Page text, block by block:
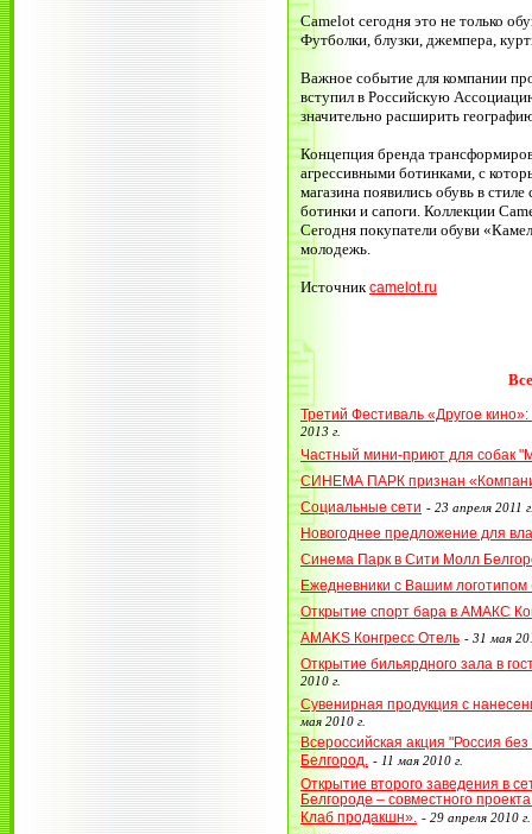
Camelot сегодня это не только
Футболки, блузки, джемпера,
Важное событие для компании
вступил в Российскую
значительно расширить
Концепция бренда
агрессивными ботинками, с
магазина появились обувь в
ботинки и сапоги. Коллекции
Сегодня покупатели обуви
молодежь.
Источникcamelot.ru
Третий Фестиваль «Другое
2013 г.
Частный мини-приют для собак
СИНЕМА ПАРК признан
Социальные сети - 23 апреля 2011
Новогоднее предложение для
Синема Парк в Сити Молл
Ежедневники с Вашим логотипом
Открытие спорт бара в АМАКС
AMAKS Конгресс Отель - 31 мая
Открытие бильярдного зала в
2010 г.
Сувенирная продукция с
мая 2010 г.
Всероссийская акция "Россия
Белгород.
- 11 мая 2010 г.
Открытие второго заведения в
Белгороде – совместного
Клаб продакшн». - 29 апреля 2010 г.